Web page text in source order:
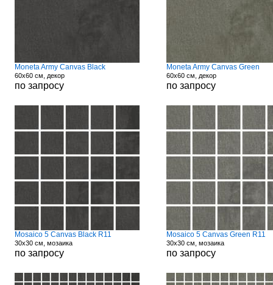
Moneta Army Canvas Black
60x60 см, декор
по запросу
Moneta Army Canvas Green
60x60 см, декор
по запросу
Mosaico 5 Canvas Black R11
30x30 см, мозаика
по запросу
Mosaico 5 Canvas Green R11
30x30 см, мозаика
по запросу